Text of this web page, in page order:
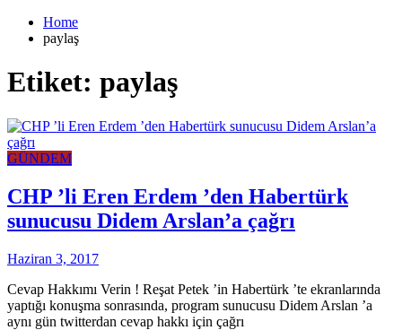
Home
paylaş
Etiket: paylaş
GÜNDEM
CHP ’li Eren Erdem ’den Habertürk
sunucusu Didem Arslan’a çağrı
Haziran 3, 2017
Cevap Hakkımı Verin ! Reşat Petek ’in Habertürk ’te ekranlarında
yaptığı konuşma sonrasında, program sunucusu Didem Arslan ’a
aynı gün twitterdan cevap hakkı için çağrı